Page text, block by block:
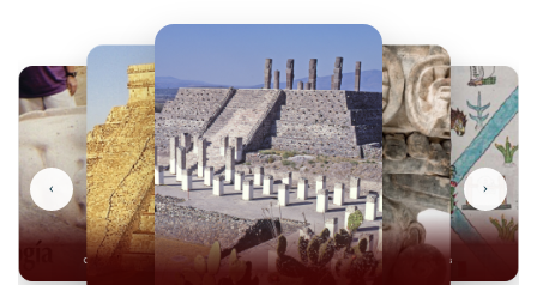
Mexicas
Olmecas
‹ ›